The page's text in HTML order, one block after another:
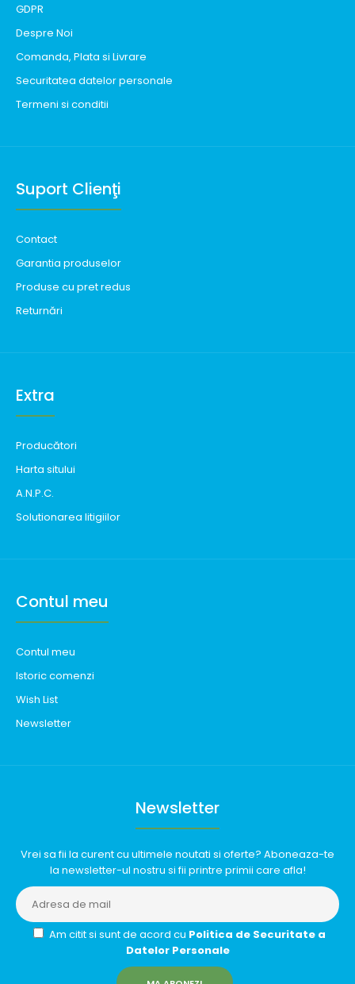
GDPR
Despre Noi
Comanda, Plata si Livrare
Securitatea datelor personale
Termeni si conditii
Suport Clienţi
Contact
Garantia produselor
Produse cu pret redus
Returnări
Extra
Producători
Harta sitului
A.N.P.C.
Solutionarea litigiilor
Contul meu
Contul meu
Istoric comenzi
Wish List
Newsletter
Newsletter
Vrei sa fii la curent cu ultimele noutati si oferte? Aboneaza-te
la newsletter-ul nostru si fii printre primii care afla!
Am citit si sunt de acord cu Politica de Securitate a
Datelor Personale